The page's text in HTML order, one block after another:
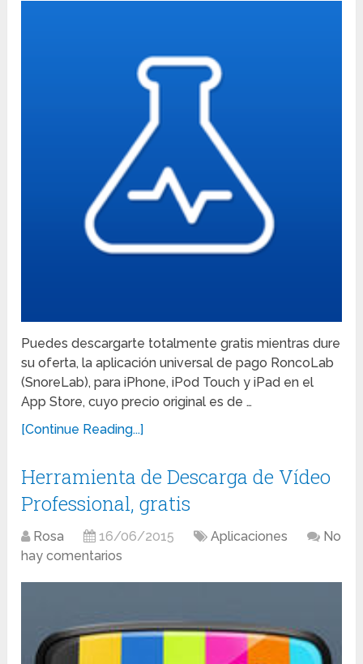
Puedes descargarte totalmente gratis mientras dure
su oferta, la aplicación universal de pago RoncoLab
(SnoreLab), para iPhone, iPod Touch y iPad en el
App Store, cuyo precio original es de …
[Continue Reading...]
Herramienta de Descarga de Vídeo
Professional, gratis
Rosa 16/06/2015 Aplicaciones
No
hay comentarios